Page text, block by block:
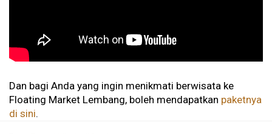
Dan bagi Anda yang ingin menikmati berwisata ke
Floating Market Lembang, boleh mendapatkan paketnya
di sini.